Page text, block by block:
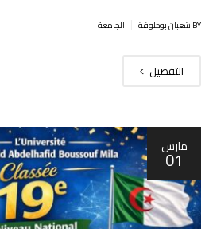
BY شعبان بوحلوفة الجامعة
التفصيل
مارس
01